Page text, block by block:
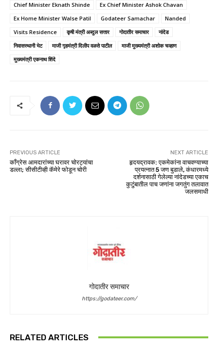
Chief Minister Eknath Shinde
Ex Chief Minister Ashok Chavan
Ex Home Minister Walse Patil
Godateer Samachar
Nanded
Visits Residence
कृषी मंत्री अब्दुल सत्तार गोदातीर समाचार
नांदेड
निवासस्थानी भेट
माजी गृहमंत्री दिलीप वळसे पाटील
माजी मुख्यमंत्री अशोक चव्हाण
मुख्यमंत्री एकनाथ शिंदे
PREVIOUS ARTICLE
काँग्रेस आमदारांच्या घरावर चोरट्यांचा
डल्ला; सीसीटीव्ही कॅमेरे फोडून चोरी
NEXT ARTICLE
हृदयद्रावक: एकमेकांना वाचवण्याच्या
प्रयत्नात 5 जण बुडाले, कंधारमध्ये
दर्शनासाठी गेलेल्या नांदेडच्या एकाच
कुटुंबातील पाच जणांना जगतुंग तलावात
जलसमाधी
गोदातीर समाचार
https://godateer.com/
RELATED ARTICLES